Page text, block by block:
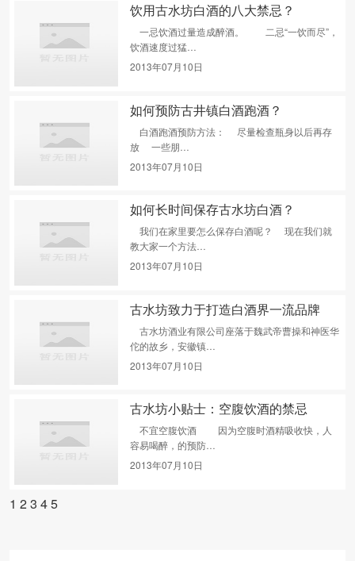
饮用古水坊白酒的八大禁忌？
一忌饮酒过量造成醉酒。 二忌“一饮而尽”，
饮酒速度过猛…
2013年07月10日
如何预防古井镇白酒跑酒？
白酒跑酒预防方法： 尽量检查瓶身以后再存
放 一些朋…
2013年07月10日
如何长时间保存古水坊白酒？
我们在家里要怎么保存白酒呢？ 现在我们就
教大家一个方法…
2013年07月10日
古水坊致力于打造白酒界一流品牌
古水坊酒业有限公司座落于魏武帝曹操和神医华
佗的故乡，安徽镇…
2013年07月10日
古水坊小贴士：空腹饮酒的禁忌
不宜空腹饮酒 因为空腹时酒精吸收快，人
容易喝醉，的预防…
2013年07月10日
1 2 3 45